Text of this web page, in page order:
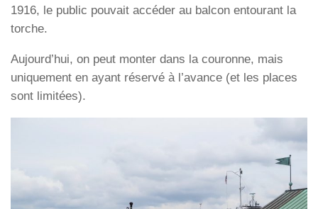
1916, le public pouvait accéder au balcon entourant la
torche.
Aujourd’hui, on peut monter dans la couronne, mais
uniquement en ayant réservé à l’avance (et les places
sont limitées).